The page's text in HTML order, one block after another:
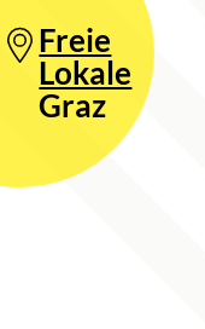
Freie
Lokale
Graz